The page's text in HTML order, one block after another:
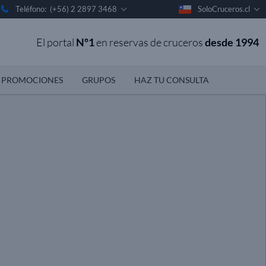
Teléfono: (+56) 2 2897 3468 SoloCruceros.cl
El portal Nº1en reservas de crucerosdesde 1994
PROMOCIONES GRUPOS HAZ TU CONSULTA